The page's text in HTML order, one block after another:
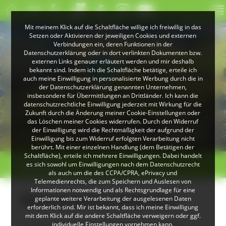
Schwarzwaldlandschaft
© Jürgen Gocke
Waldkauz
© VDN-Fotoportal/Petra Küster
Übersicht>
Wiesenmeisterschaft 2015
Mit meinem Klick auf die Schaltfläche willige ich freiwillig in das
Setzen oder Aktivieren der jeweiligen Cookies und externen
Verbindungen ein, deren Funktionen in der
Datenschutzerklärung oder in dort verlinkten Dokumenten bzw.
externen Links genauer erläutert werden und mir deshalb
bekannt sind. Indem ich die Schaltfläche betätige, erteile ich
auch meine Einwilligung in personalisierte Werbung durch die in
der Datenschutzerklärung genannten Unternehmen,
insbesondere für Übermittlungen an Drittländer. Ich kann die
datenschutzrechtliche Einwilligung jederzeit mit Wirkung für die
Zukunft durch die Änderung meiner Cookie-Einstellungen oder
das Löschen meiner Cookies widerrufen. Durch den Widerruf
der Einwilligung wird die Rechtmäßigkeit der aufgrund der
Einwilligung bis zum Widerruf erfolgten Verarbeitung nicht
berührt. Mit einer einzelnen Handlung (dem Betätigen der
Schaltfläche), erteile ich mehrere Einwilligungen. Dabei handelt
es sich sowohl um Einwilligungen nach dem Datenschutzrecht
als auch um die des CCPA/CPRA, ePrivacy und
Telemedienrechts, die zum Speichern und Auslesen von
Informationen notwendig und als Rechtsgrundlage für eine
geplante weitere Verarbeitung der ausgelesenen Daten
erforderlich sind. Mir ist bekannt, dass ich meine Einwilligung
mit dem Klick auf die andere Schaltfläche verweigern oder ggf.
individuelle Einstellungen vornehmen kann.